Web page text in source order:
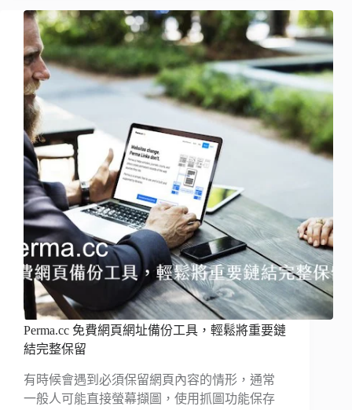
Perma.cc 免費網頁網址備份工具，輕鬆將重要鏈
結完整保留
有時候會遇到必須保留網頁內容的情形，通常
一般人可能直接螢幕擷圖，使用抓圖功能保存